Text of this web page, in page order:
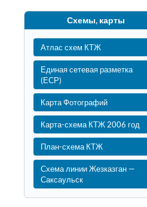
Схемы, карты
Атлас схем КТЖ
Единая сетевая разметка
(ЕСР)
Карта Фотографий
Карта-схема КТЖ 2006 год
План-схема КТЖ
Схема линии Жезказган —
Саксаульск